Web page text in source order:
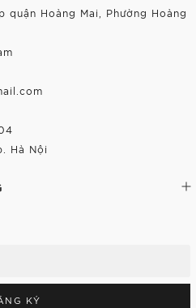
quận Hoàng Mai, Phường Hoàng
Hà Nội
KÝ